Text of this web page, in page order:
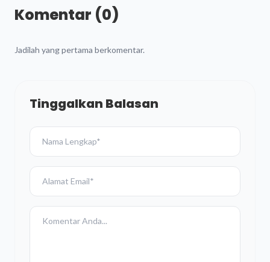
Komentar (0)
Jadilah yang pertama berkomentar.
Tinggalkan Balasan